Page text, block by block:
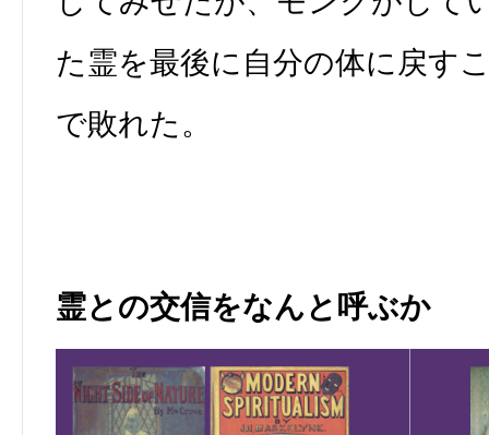
た霊を最後に自分の体に戻す
で敗れた。
霊との交信をなんと呼ぶか